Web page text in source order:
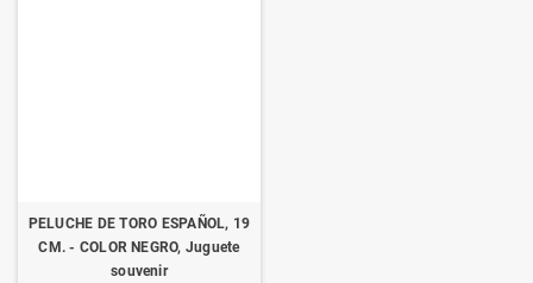
PELUCHE DE TORO ESPAÑOL, 19
CM. - COLOR NEGRO, Juguete
souvenir